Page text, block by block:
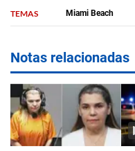
TEMAS Miami Beach
Notas relacionadas